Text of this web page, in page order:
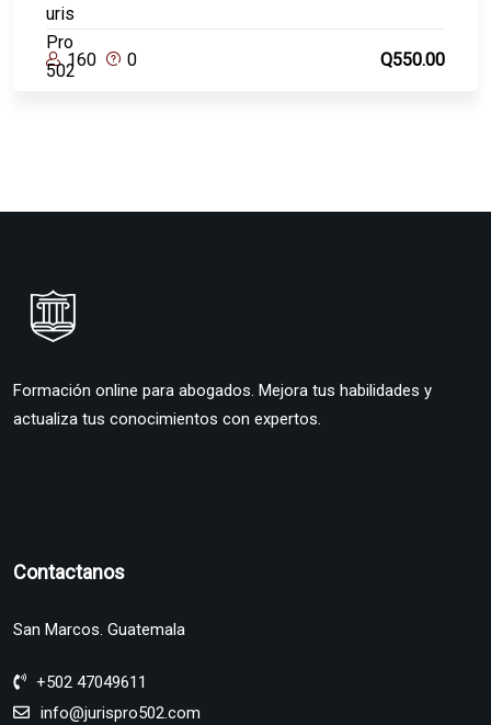
160 0 Q550.00
Formación online para abogados. Mejora tus habilidades y
actualiza tus conocimientos con expertos.
Contactanos
San Marcos. Guatemala
+502 47049611
info@jurispro502.com